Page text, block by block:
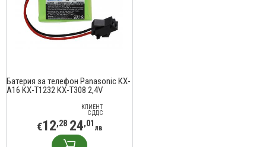
Батерия за телефон Panasonic KX-
A16 KX-T1232 KX-T308 2,4V
КЛИЕНТ
С ДДС
€12,28 24,01 лв